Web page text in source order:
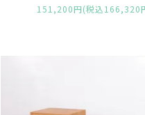
151,200円(税込166,320